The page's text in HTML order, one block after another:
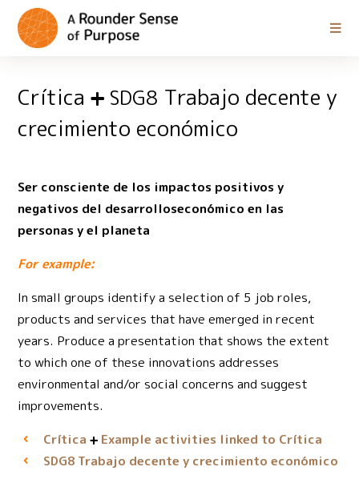
Crítica SDG8 Trabajo decente y
crecimiento económico
Ser consciente de los impactos positivos y
negativos del desarrolloseconómico en las
personas y el planeta
For example:
In small groups identify a selection of 5 job roles,
products and services that have emerged in recent
years. Produce a presentation that shows the extent
to which one of these innovations addresses
environmental and/or social concerns and suggest
improvements.
Crítica
Example activities linked to Crítica
SDG8Trabajo decente y crecimiento económico